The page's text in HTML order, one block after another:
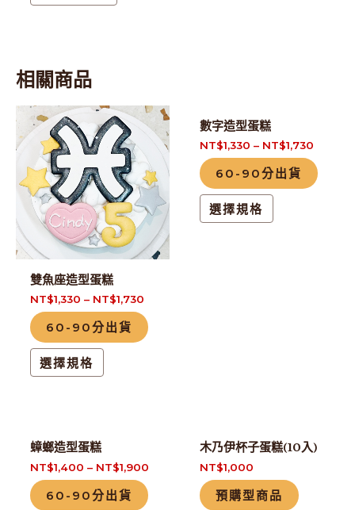
相關商品
雙魚座造型蛋糕
NT$1,330 – NT$1,730
60-90分出貨
選擇規格
此
產
品
有
多
種
款
可
在
產
品
頁
項
數字造型蛋糕
NT$1,330 – NT$1,730
60-90分出貨
選擇規格
品
有
多
種
選
項
蟑螂造型蛋糕
NT$1,400 – NT$1,900
60-90分出貨
品
有
木乃伊杯子蛋糕(10入)
NT$1,000
預購型商品